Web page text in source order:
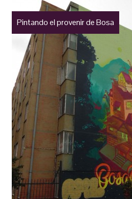
Pintando el provenir de Bosa